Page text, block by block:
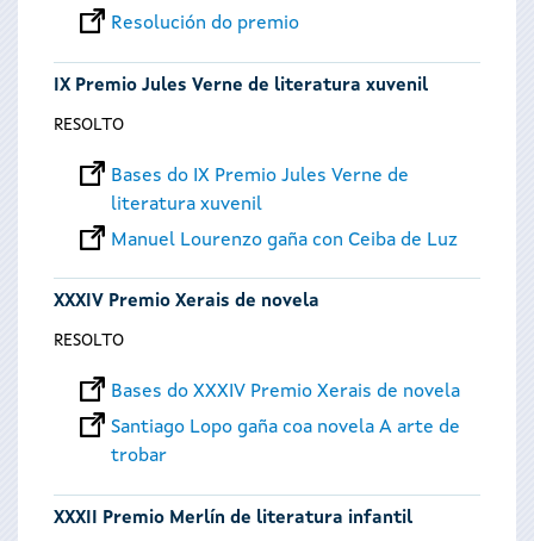
Resolución do premio
IX Premio Jules Verne de literatura xuvenil
RESOLTO
Bases do IX Premio Jules Verne de
literatura xuvenil
Manuel Lourenzo gaña con Ceiba de Luz
XXXIV Premio Xerais de novela
RESOLTO
Bases do XXXIV Premio Xerais de novela
Santiago Lopo gaña coa novela A arte de
trobar
XXXII Premio Merlín de literatura infantil